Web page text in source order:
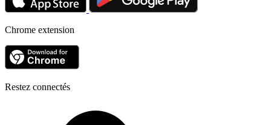
Chrome extension
Restez connectés